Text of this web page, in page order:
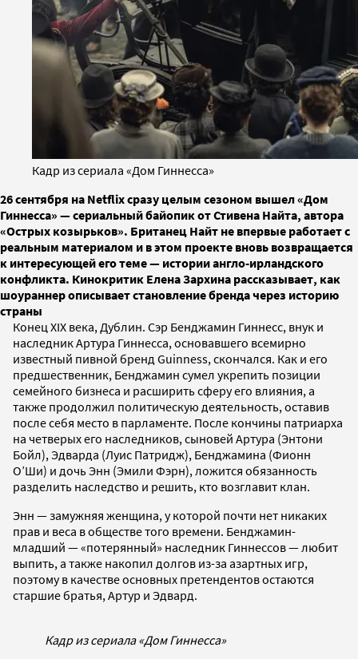
Кадр из сериала «Дом Гиннесса»
26 сентября на Netflix сразу целым сезоном вышел «Дом
Гиннесса» — сериальный байопик от Стивена Найта, автора
«Острых козырьков». Британец Найт не впервые работает с
реальным материалом и в этом проекте вновь возвращается
к интересующей его теме — истории англо-ирландского
конфликта. Кинокритик Елена Зархина рассказывает, как
шоураннер описывает становление бренда через историю
страны
Конец XIX века, Дублин. Сэр Бенджамин Гиннесс, внук и
наследник Артура Гиннесса, основавшего всемирно
известный пивной бренд Guinness, скончался. Как и его
предшественник, Бенджамин сумел укрепить позиции
семейного бизнеса и расширить сферу его влияния, а
также продолжил политическую деятельность, оставив
после себя место в парламенте. После кончины патриарха
на четверых его наследников, сыновей Артура (Энтони
Бойл), Эдварда (Луис Патридж), Бенджамина (Фионн
О’Ши) и дочь Энн (Эмили Фэрн), ложится обязанность
разделить наследство и решить, кто возглавит клан.
Энн — замужняя женщина, у которой почти нет никаких
прав и веса в обществе того времени. Бенджамин-
младший — «потерянный» наследник Гиннессов — любит
выпить, а также накопил долгов из-за азартных игр,
поэтому в качестве основных претендентов остаются
старшие братья, Артур и Эдвард.
Кадр из сериала «Дом Гиннесса»